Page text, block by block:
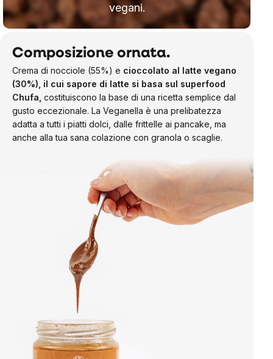
vegani.
Composizione ornata.
Crema di nocciole (55%) e cioccolato al latte vegano
(30%), il cui sapore di latte si basa sul superfood
Chufa, costituiscono la base di una ricetta semplice dal
gusto eccezionale. La Veganella è una prelibatezza
adatta a tutti i piatti dolci, dalle frittelle ai pancake, ma
anche alla tua sana colazione con granola o scaglie.